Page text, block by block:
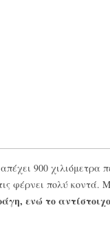
900 χιλιόμετρα
φέρνει πολύ
ενώ το